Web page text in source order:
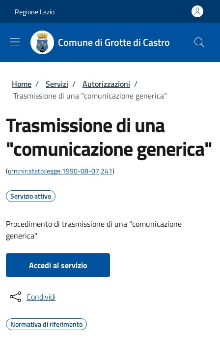
Regione Lazio
Comune di Grotte di Castro
Briciole di pane
Home / Servizi / Autorizzazioni /
Trasmissione di una "comunicazione generica"
Trasmissione di una
"comunicazione generica"
(urn:nir:stato:legge:1990-08-07;241)
Servizio attivo
Procedimento di trasmissione di una "comunicazione
generica"
Accedi al servizio
Condividi
Normativa di riferimento